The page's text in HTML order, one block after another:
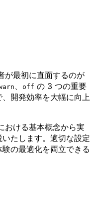
が最初に直面するのが
、 off の 3 つの重要
開発効率を大幅に向上
おける基本概念から実
たします。適切な設定
の最適化を両立できる